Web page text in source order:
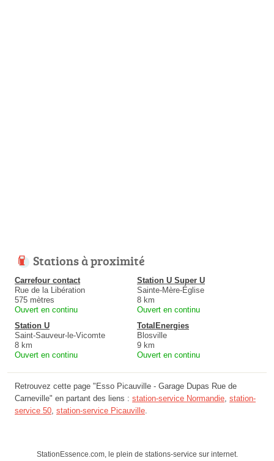
Stations à proximité
Carrefour contact
Rue de la Libération
575 mètres
Ouvert en continu
Station U Super U
Sainte-Mère-Église
8 km
Ouvert en continu
Station U
Saint-Sauveur-le-Vicomte
8 km
Ouvert en continu
TotalEnergies
Blosville
9 km
Ouvert en continu
Retrouvez cette page "Esso Picauville - Garage Dupas Rue de
Carneville" en partant des liens : station-service Normandie station-
service 50 station-service Picauville
StationEssence.com, le plein de stations-service sur internet.